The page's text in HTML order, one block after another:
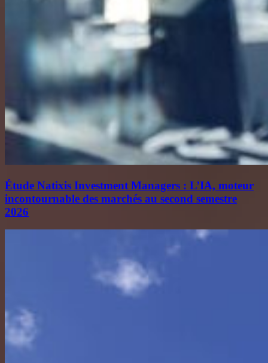
Étude Natixis Investment Managers : L’IA, moteur
incontournable des marchés au second semestre
2026